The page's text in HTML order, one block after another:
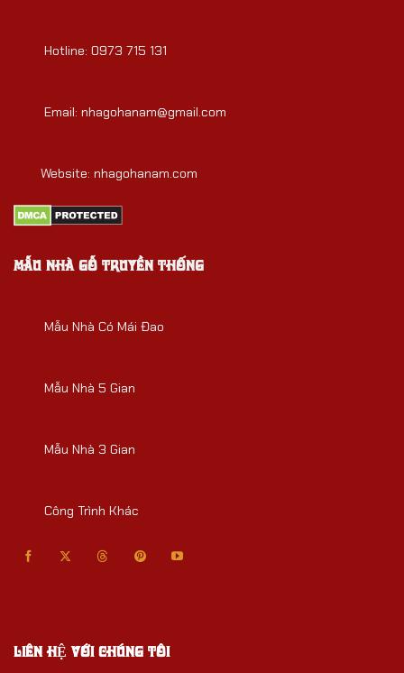
Hotline: 0973 715 131
Email: nhagohanam@gmail.com
Website: nhagohanam.com
MẪU NHÀ GỖ TRUYỀN THỐNG
Mẫu Nhà Có Mái Đao
Mẫu Nhà 5 Gian
Mẫu Nhà 3 Gian
Công Trình Khác
LIÊN HỆ VỚI CHÚNG TÔI